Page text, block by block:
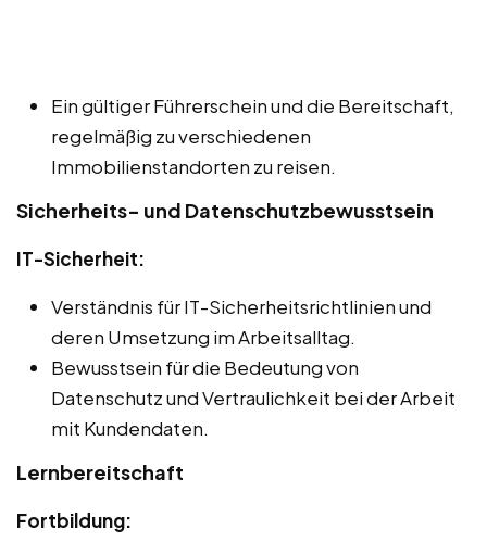
Ein gültiger Führerschein und die Bereitschaft,
regelmäßig zu verschiedenen
Immobilienstandorten zu reisen.
Sicherheits- und Datenschutzbewusstsein
IT-Sicherheit:
Verständnis für IT-Sicherheitsrichtlinien und
deren Umsetzung im Arbeitsalltag.
Bewusstsein für die Bedeutung von
Datenschutz und Vertraulichkeit bei der Arbeit
mit Kundendaten.
Lernbereitschaft
Fortbildung: